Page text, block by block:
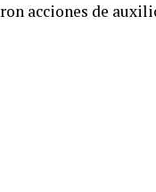
acciones de